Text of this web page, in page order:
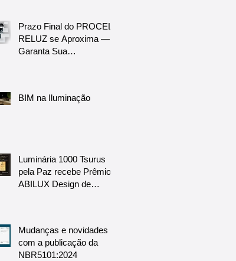
Prazo Final do PROCEL
RELUZ se Aproxima —
Garanta Sua
BIM na Iluminação
Luminária 1000 Tsurus
pela Paz recebe Prêmio
ABILUX Design de
Mudanças e novidades
com a publicação da
NBR5101:2024